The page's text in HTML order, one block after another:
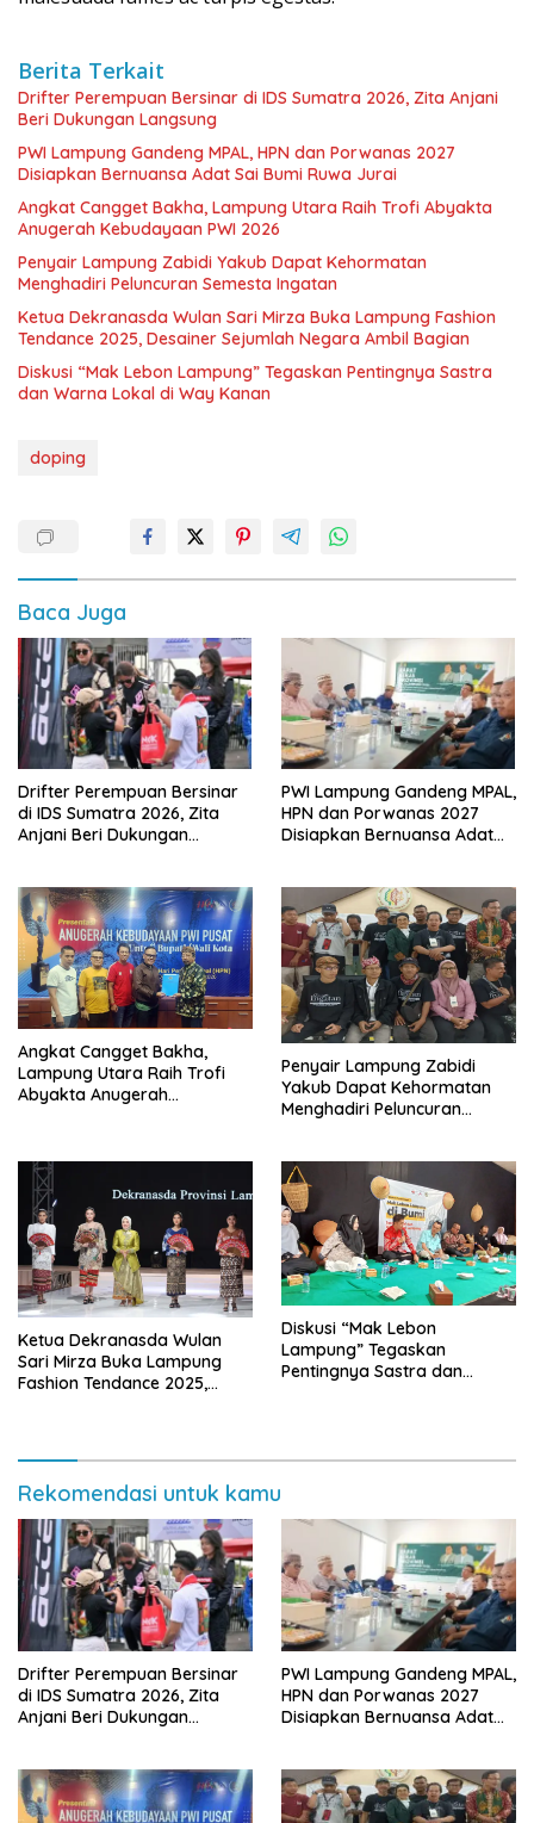
Berita Terkait
Drifter Perempuan Bersinar di IDS Sumatra 2026, Zita Anjani
Beri Dukungan Langsung
PWI Lampung Gandeng MPAL, HPN dan Porwanas 2027
Disiapkan Bernuansa Adat Sai Bumi Ruwa Jurai
Angkat Cangget Bakha, Lampung Utara Raih Trofi Abyakta
Anugerah Kebudayaan PWI 2026
Penyair Lampung Zabidi Yakub Dapat Kehormatan
Menghadiri Peluncuran Semesta Ingatan
Ketua Dekranasda Wulan Sari Mirza Buka Lampung Fashion
Tendance 2025, Desainer Sejumlah Negara Ambil Bagian
Diskusi “Mak Lebon Lampung” Tegaskan Pentingnya Sastra
dan Warna Lokal di Way Kanan
doping
Baca Juga
Drifter Perempuan Bersinar
di IDS Sumatra 2026, Zita
Anjani Beri Dukungan
PWI Lampung Gandeng MPAL,
HPN dan Porwanas 2027
Disiapkan Bernuansa Adat
Angkat Cangget Bakha,
Lampung Utara Raih Trofi
Abyakta Anugerah
Penyair Lampung Zabidi
Yakub Dapat Kehormatan
Menghadiri Peluncuran
Ketua Dekranasda Wulan
Sari Mirza Buka Lampung
Fashion Tendance 2025,
Diskusi “Mak Lebon
Lampung” Tegaskan
Pentingnya Sastra dan
Rekomendasi untuk kamu
Drifter Perempuan Bersinar
di IDS Sumatra 2026, Zita
Anjani Beri Dukungan
PWI Lampung Gandeng MPAL,
HPN dan Porwanas 2027
Disiapkan Bernuansa Adat